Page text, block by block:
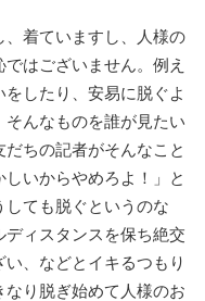
着ていますし、人様の
はございません。例え
したり、安易に脱ぐよ
んなものを誰が見たい
ちの記者がそんなこと
いからやめろよ！」と
ても脱ぐというのな
ィスタンスを保ち絶交
、などとイキるつもり
り脱ぎ始めて人様のお